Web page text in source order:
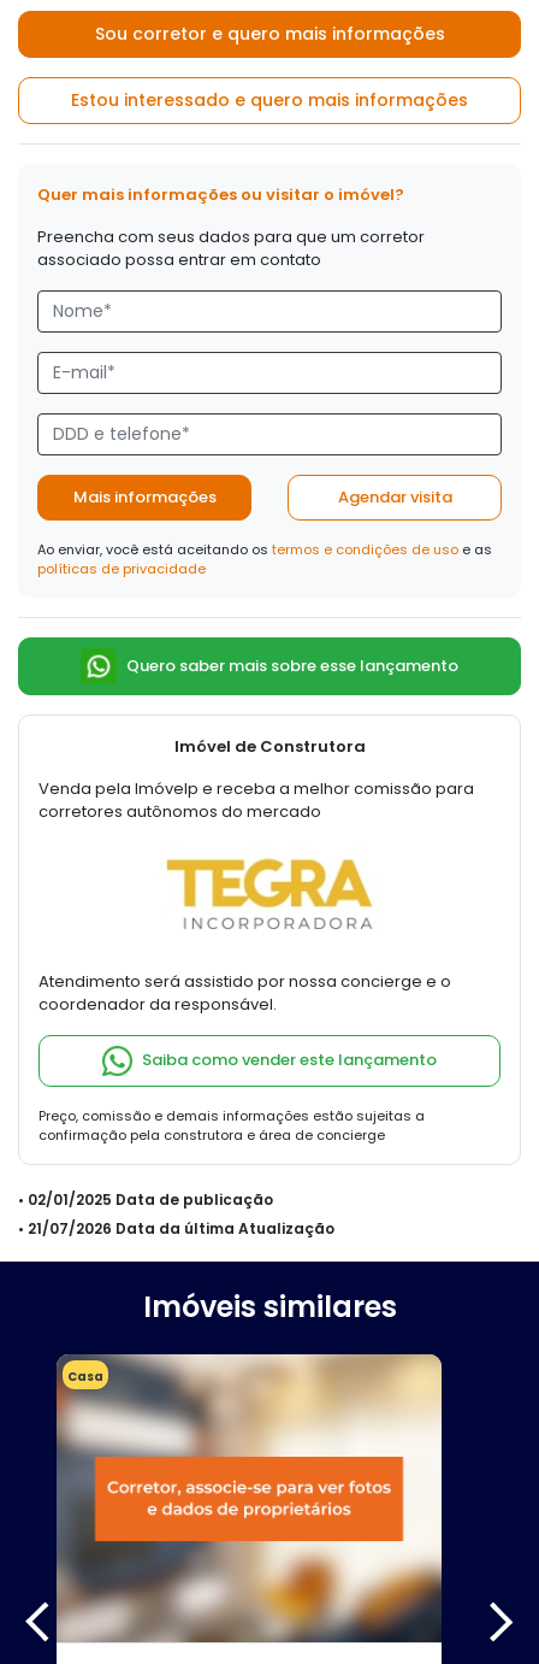
Sou corretor e quero mais informações
Estou interessado e quero mais informações
Quer mais informações ou visitar o imóvel?
Preencha com seus dados para que um corretor
associado possa entrar em contato
Mais informações Agendar visita
Ao enviar, você está aceitando os termos e condições de uso e as
políticas de privacidade
Quero saber mais sobre esse lançamento
Imóvel de Construtora
Venda pela Imóvelp e receba a melhor comissão para
corretores autônomos do mercado
Atendimento será assistido por nossa concierge e o
coordenador da responsável.
Saiba como vender este lançamento
Preço, comissão e demais informações estão sujeitas a
confirmação pela construtora e área de concierge
• 02/01/2025 Data de publicação
• 21/07/2026 Data da última Atualização
Imóveis similares
Casa